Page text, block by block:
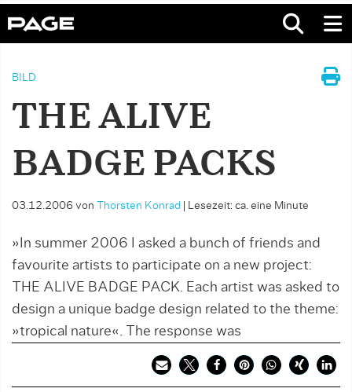
BILD
THE ALIVE
BADGE PACKS
03.12.2006 von Thorsten Konrad Lesezeit: ca. eine Minute
»In summer 2006 I asked a bunch of friends and
favourite artists to participate on a new project:
THE ALIVE BADGE PACK. Each artist was asked to
design a unique badge design related to the theme:
»tropical nature«. The response was